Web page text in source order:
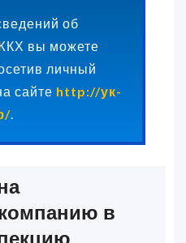
об
вы можете
личный
сайте http://ук-
в